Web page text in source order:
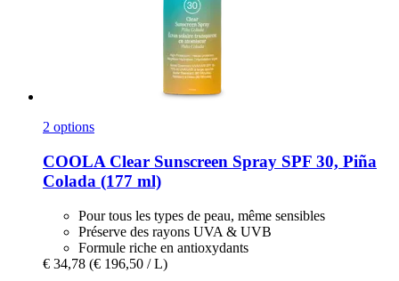
2 options
COOLA Clear Sunscreen Spray SPF 30, Piña
Colada (177 ml)
Pour tous les types de peau, même sensibles
Préserve des rayons UVA & UVB
Formule riche en antioxydants
€ 34,78 (€ 196,50 / L)